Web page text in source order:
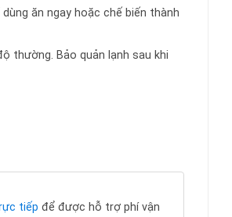
ăn ngay hoặc chế biến thành
thường. Bảo quản lạnh sau khi
tiếp để được hỗ trợ phí vận